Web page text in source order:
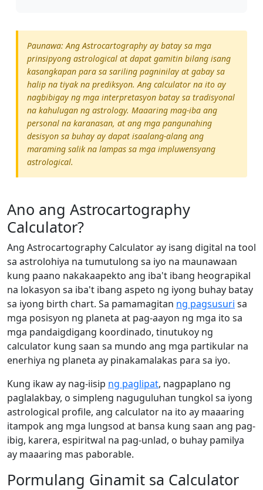
Paunawa: Ang Astrocartography ay batay sa mga
prinsipyong astrological at dapat gamitin bilang isang
kasangkapan para sa sariling pagninilay at gabay sa
halip na tiyak na prediksyon. Ang calculator na ito ay
nagbibigay ng mga interpretasyon batay sa tradisyonal
na kahulugan ng astrology. Maaaring mag-iba ang
personal na karanasan, at ang mga pangunahing
desisyon sa buhay ay dapat isaalang-alang ang
maraming salik na lampas sa mga impluwensyang
astrological.
Ano ang Astrocartography
Calculator?
Ang Astrocartography Calculator ay isang digital na tool
sa astrolohiya na tumutulong sa iyo na maunawaan
kung paano nakakaapekto ang iba't ibang heograpikal
na lokasyon sa iba't ibang aspeto ng iyong buhay batay
sa iyong birth chart. Sa pamamagitan ng pagsusuri sa
mga posisyon ng planeta at pag-aayon ng mga ito sa
mga pandaigdigang koordinado, tinutukoy ng
calculator kung saan sa mundo ang mga partikular na
enerhiya ng planeta ay pinakamalakas para sa iyo.
Kung ikaw ay nag-iisip ng paglipat, nagpaplano ng
paglalakbay, o simpleng naguguluhan tungkol sa iyong
astrological profile, ang calculator na ito ay maaaring
itampok ang mga lungsod at bansa kung saan ang pag-
ibig, karera, espiritwal na pag-unlad, o buhay pamilya
ay maaaring mas paborable.
Pormulang Ginamit sa Calculator